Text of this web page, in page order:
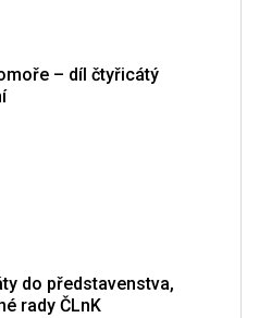
– díl čtyřicátý
do představenstva,
rady ČLnK